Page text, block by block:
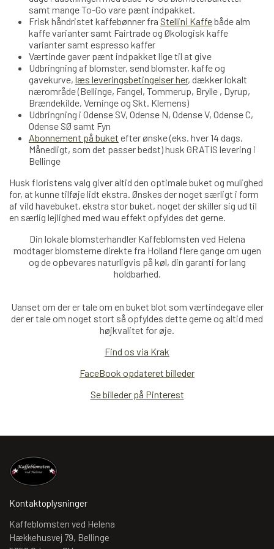
samt mange To-Go vare pænt indpakket.
Frisk håndristet kaffebønner fra Stellini Kaffebåde alm
kaffe varianter samt Fairtrade og Økologisk kaffe
varianter samt espresso kaffer
Værtinde gaver pænt indpakket lige til at give
Udbringning af blomster, send blomster, kaffe og
gavekurve, læs leveringsbetingelser her, dækker lokalt
nærområde (Bellinge, Fangel, Tommerup, Brylle , Dyrup,
Brændekilde, Verninge og Skt. Klemens)
Udbringning i Odense SV, Odense N, Odense V, Odense C,
Odense SØ samt Fyn
Abonnement på buket efter ønske (eks. hver 14 dags,
Månedligt, som det passer bedst) husk GRATIS levering i
Bellinge
Husk floristens valg giver altid den optimale buket og mulighed
for, at kunne tilføje lidt ekstra. Ønskes der noget særligt i form
af vild havebuket, ekstra stor buket, noget der skiller sig ud til
en særlig lejlighed med wau effekt opfyldes det gerne.
Din lokale blomsterhandler Kaffeblomsten ved Helena
modtager blomsterne direkte fra Holland fleregange om ugen
og de opbevares naturligvis på køl, din garanti for lang
holdbarhed.
Uanset om der er tale om en buket blot som værtindegave eller
der er tale om noget stort så opfyldes dette gerne og altid med
højkvalitet for øje.
Find os via Krak
FaceBook opdateret billeder
Se billeder på Pinterest
Kontaktoplysninger
Kaffeblomsten ved Helena
Hækkehusvej 79, Bellinge